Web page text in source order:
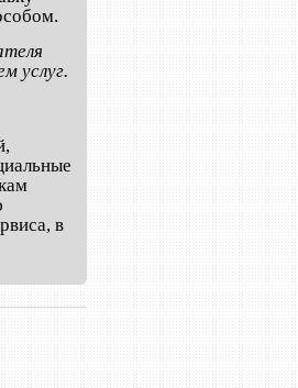
услуг.
в